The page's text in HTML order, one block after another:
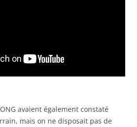
avaient également constaté
mais on ne disposait pas de